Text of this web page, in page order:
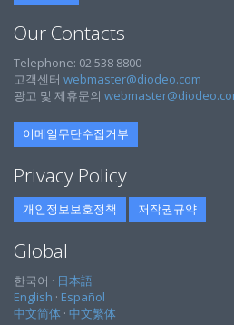
Our Contacts
Telephone: 02 538 8800
고객센터 webmaster@diodeo.com
광고 및 제휴문의
이메일무단수집거부
Privacy Policy
개인정보보호정책 저작권규약
Global
한국어 · 日本語
English · Español
中文简体 · 中文繁体